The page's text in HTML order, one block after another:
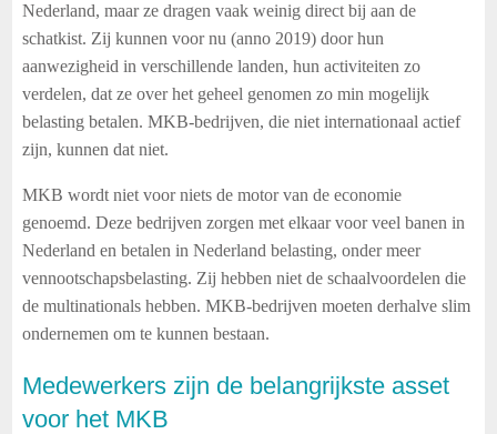
Nederland, maar ze dragen vaak weinig direct bij aan de
schatkist. Zij kunnen voor nu (anno 2019) door hun
aanwezigheid in verschillende landen, hun activiteiten zo
verdelen, dat ze over het geheel genomen zo min mogelijk
belasting betalen. MKB-bedrijven, die niet internationaal actief
zijn, kunnen dat niet.
MKB wordt niet voor niets de motor van de economie
genoemd. Deze bedrijven zorgen met elkaar voor veel banen in
Nederland en betalen in Nederland belasting, onder meer
vennootschapsbelasting. Zij hebben niet de schaalvoordelen die
de multinationals hebben. MKB-bedrijven moeten derhalve slim
ondernemen om te kunnen bestaan.
Medewerkers zijn de belangrijkste asset
voor het MKB